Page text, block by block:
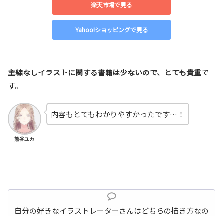
楽天市場で見る
Yahoo!ショッピングで見る
主線なしイラストに関する書籍は少ないので、とても貴重で
す。
熊谷ユカ
内容もとてもわかりやすかったです…！
自分の好きなイラストレーターさんはどちらの描き方なの